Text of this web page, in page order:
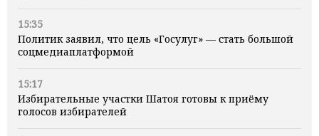
15:35
Политик заявил, что цель «Госулуг» — стать большой
соцмедиаплатформой
15:17
Избирательные участки Шатоя готовы к приёму
голосов избирателей